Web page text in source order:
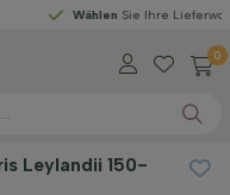
Sie Ihre Lieferwoche
0
Leylandii 150-